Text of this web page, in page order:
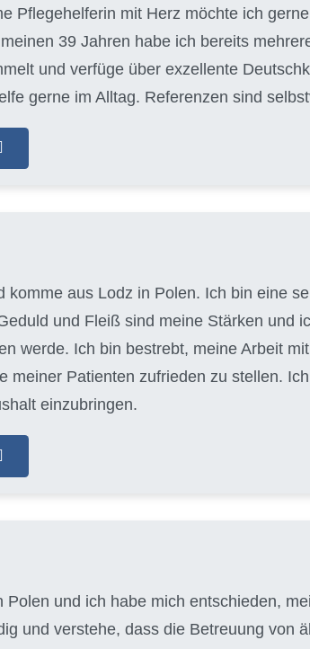
Pflegehelferin mit Herz möchte ich
39 Jahren habe ich bereits
und verfüge über exzellente
gerne im Alltag. Referenzen sind
komme aus Lodz in Polen. Ich bin eine
und Fleiß sind meine Stärken und
werde. Ich bin bestrebt, meine Arbeit
meiner Patienten zufrieden zu stellen.
einzubringen.
Polen und ich habe mich entschieden,
und verstehe, dass die Betreuung von